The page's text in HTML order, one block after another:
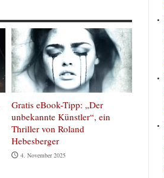
Gratis eBook-Tipp: „Der
unbekannte Künstler“, ein
Thriller von Roland
Hebesberger
4. November 2025